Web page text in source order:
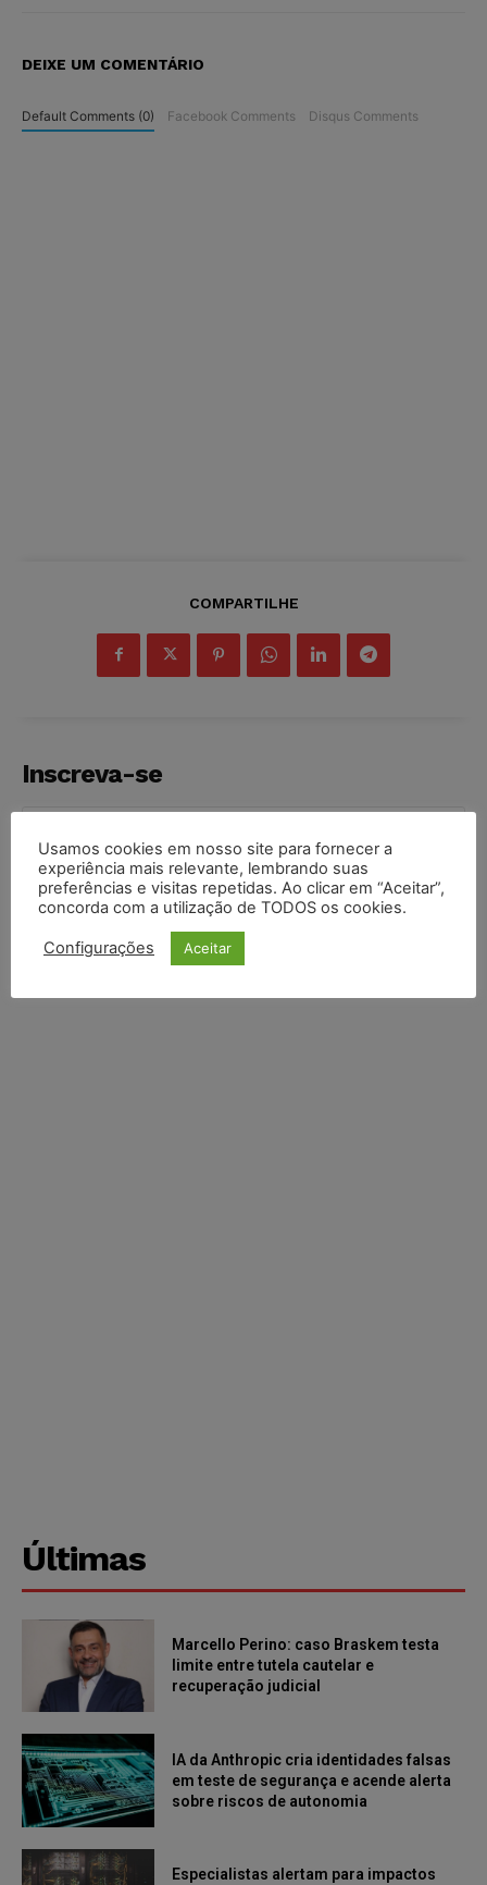
DEIXE UM COMENTÁRIO
Default Comments (0) Facebook Comments Disqus Comments
COMPARTILHE
Inscreva-se
INSCREVER
Li e aceito aPolítica de Privacidade
Últimas
Marcello Perino: caso Braskem testa
limite entre tutela cautelar e
recuperação judicial
IA da Anthropic cria identidades falsas
em teste de segurança e acende alerta
sobre riscos de autonomia
Especialistas alertam para impactos
Usamos cookies em nosso site para fornecer a
experiência mais relevante, lembrando suas
preferências e visitas repetidas. Ao clicar em “Aceitar”,
concorda com a utilização de TODOS os cookies.
Configurações Aceitar